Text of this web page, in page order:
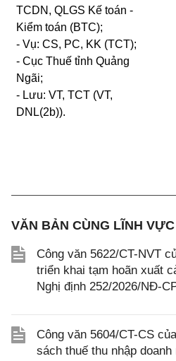
TCDN, QLGS Kế toán -
Kiểm toán (BTC);
- Vụ: CS, PC, KK (TCT);
- Cục Thuế tỉnh Quảng
Ngãi;
- Lưu: VT, TCT (VT,
DNL(2b)).
VĂN BẢN CÙNG LĨNH VỰC
Công văn 5622/CT-NVT
triển khai tạm hoãn xuất
Nghị định 252/2026/NĐ-
Công văn 5604/CT-CS
sách thuế thu nhập doanh